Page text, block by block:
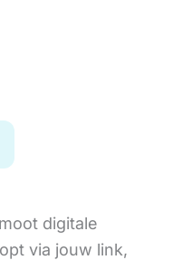
digitale
via jouw link,